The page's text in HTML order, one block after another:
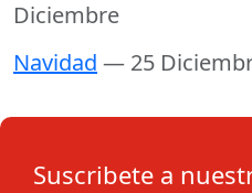
Diciembre
Navidad — 25
Suscribete a